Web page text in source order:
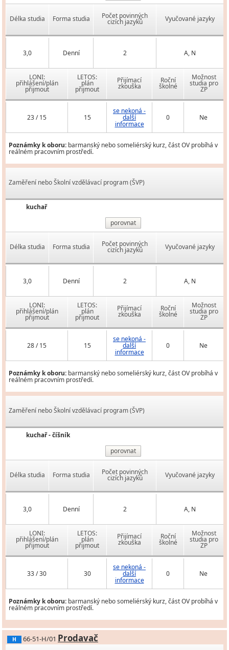
Délka studia Forma studia Počet povinných
cizích jazyků Vyučované jazyky
3,0 Denní 2 A, N
LONI:
přihlášení/plán
přijmout
LETOS:
plán
přijmout
Přijímací
zkouška
Roční
školné
Možnost
studia pro
ZP
23 / 15 15
se nekoná -
další
informace
0 Ne
Poznámky k oboru: barmanský nebo someliérský kurz, část OV probíhá v
reálném pracovním prostředí.
Zaměření nebo Školní vzdělávací program (ŠVP)
kuchař
porovnat
Délka studia Forma studia Počet povinných
cizích jazyků Vyučované jazyky
3,0 Denní 2 A, N
LONI:
přihlášení/plán
přijmout
LETOS:
plán
přijmout
Přijímací
zkouška
Roční
školné
Možnost
studia pro
ZP
28 / 15 15
se nekoná -
další
informace
0 Ne
Poznámky k oboru: barmanský nebo someliérský kurz, část OV probíhá v
reálném pracovním prostředí.
Zaměření nebo Školní vzdělávací program (ŠVP)
kuchař - číšník
porovnat
Délka studia Forma studia Počet povinných
cizích jazyků Vyučované jazyky
3,0 Denní 2 A, N
LONI:
přihlášení/plán
přijmout
LETOS:
plán
přijmout
Přijímací
zkouška
Roční
školné
Možnost
studia pro
ZP
33 / 30 30
se nekoná -
další
informace
0 Ne
Poznámky k oboru: barmanský nebo someliérský kurz, část OV probíhá v
reálném pracovním prostředí.
H 66-51-H/01 Prodavač